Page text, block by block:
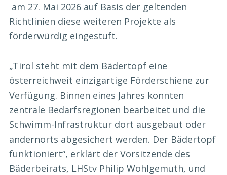
am 27. Mai 2026 auf Basis der geltenden
Richtlinien diese weiteren Projekte als
förderwürdig eingestuft.
„Tirol steht mit dem Bädertopf eine
österreichweit einzigartige Förderschiene zur
Verfügung. Binnen eines Jahres konnten
zentrale Bedarfsregionen bearbeitet und die
Schwimm-Infrastruktur dort ausgebaut oder
andernorts abgesichert werden. Der Bädertopf
funktioniert“, erklärt der Vorsitzende des
Bäderbeirats, LHStv Philip Wohlgemuth, und